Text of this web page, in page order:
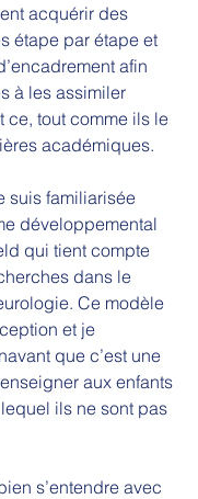
acquérir des
étape par étape et
afin
à les assimiler
ce, tout comme ils le
académiques.
suis familiarisée
développemental
qui tient compte
dans le
Ce modèle
et je
que c’est une
aux enfants
ils ne sont pas
s’entendre avec